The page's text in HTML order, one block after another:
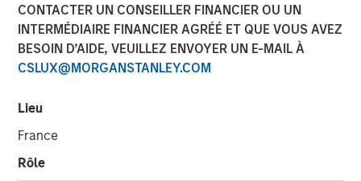
CONTACTER UN CONSEILLER FINANCIER OU UN
INTERMÉDIAIRE FINANCIER AGRÉÉ ET QUE VOUS AVEZ
BESOIN D’AIDE, VEUILLEZ ENVOYER UN E-MAIL À
CSLUX@MORGANSTANLEY.COM
Lieu
France
Rôle
Play
Stan DeLaney, Disruptive Change Researcher for